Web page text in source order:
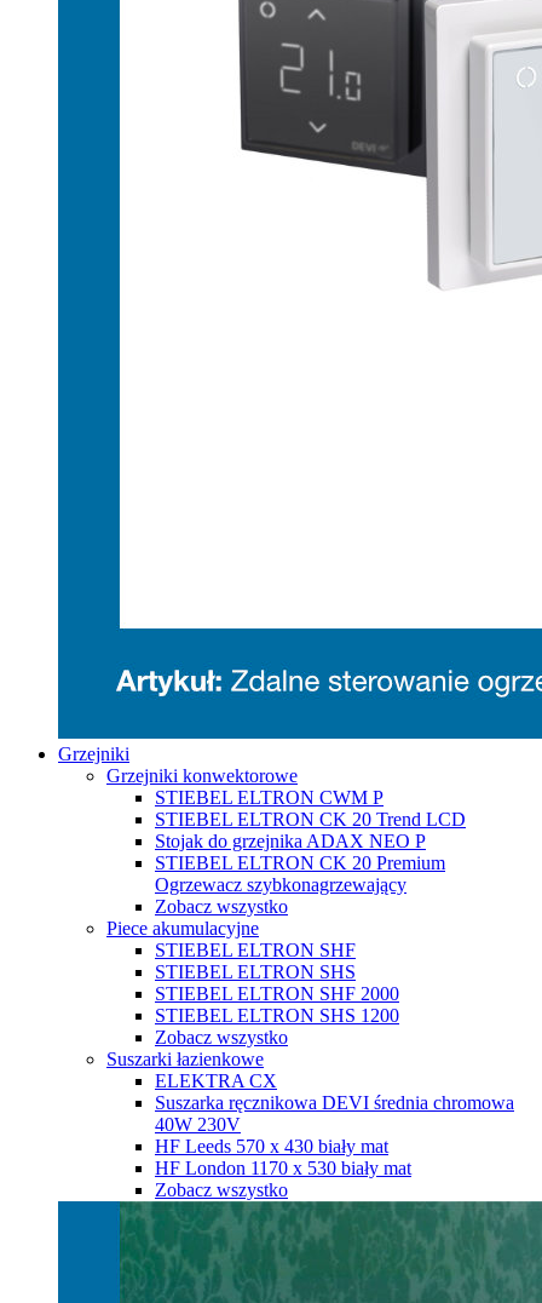
Grzejniki
Grzejniki konwektorowe
STIEBEL ELTRON CWM P
STIEBEL ELTRON CK 20 Trend LCD
Stojak do grzejnika ADAX NEO P
STIEBEL ELTRON CK 20 Premium
Ogrzewacz szybkonagrzewający
Zobacz wszystko
Piece akumulacyjne
STIEBEL ELTRON SHF
STIEBEL ELTRON SHS
STIEBEL ELTRON SHF 2000
STIEBEL ELTRON SHS 1200
Zobacz wszystko
Suszarki łazienkowe
ELEKTRA CX
Suszarka ręcznikowa DEVI średnia chromowa
40W 230V
HF Leeds 570 х 430 biały mat
HF London 1170 х 530 biały mat
Zobacz wszystko